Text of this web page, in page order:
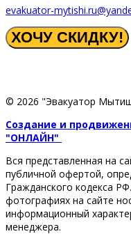
evakuator-
© 2026 "Эвакуатор
Создание и
"ОНЛАЙН"
Вся представленная на
публичной офертой,
Гражданского кодекса
фотографиях на сайте
информационный
менеджера.